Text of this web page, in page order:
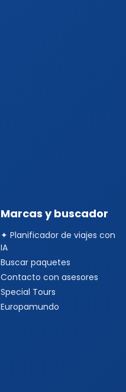
Marcas y buscador
✦ Planificador de viajes con
IA
Buscar paquetes
Contacto con asesores
Special Tours
Europamundo